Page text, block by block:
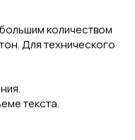
количеством
Для технического
текста.